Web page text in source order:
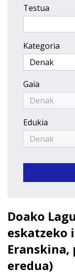
Testua
Kategoria
Gaia
Edukia
Doako
eskatzeko
eredua)